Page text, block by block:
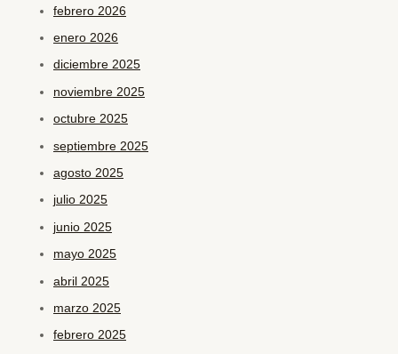
febrero 2026
enero 2026
diciembre 2025
noviembre 2025
octubre 2025
septiembre 2025
agosto 2025
julio 2025
junio 2025
mayo 2025
abril 2025
marzo 2025
febrero 2025